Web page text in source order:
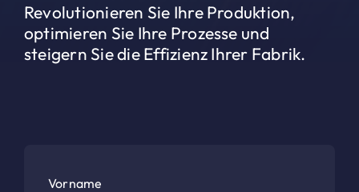
Revolutionieren Sie Ihre Produktion,
optimieren Sie Ihre Prozesse und
steigern Sie die Effizienz Ihrer Fabrik.
Vorname